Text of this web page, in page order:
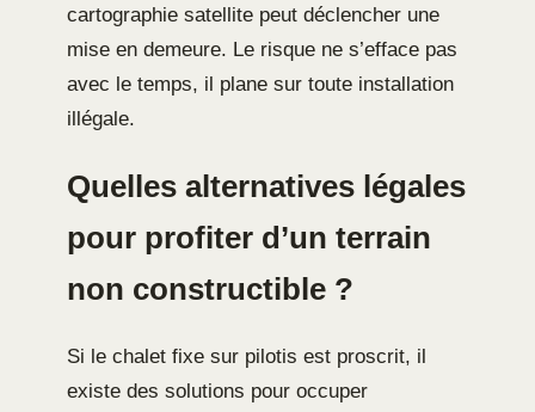
cartographie satellite peut déclencher une
mise en demeure. Le risque ne s’efface pas
avec le temps, il plane sur toute installation
illégale.
Quelles alternatives légales
pour profiter d’un terrain
non constructible ?
Si le chalet fixe sur pilotis est proscrit, il
existe des solutions pour occuper